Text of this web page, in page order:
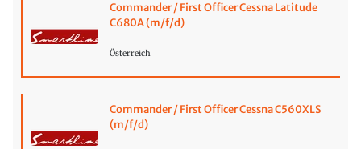
Commander / First Officer Cessna Latitude
C680A (m/f/d)
Österreich
Commander / First Officer Cessna C560XLS
(m/f/d)